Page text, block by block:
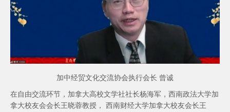
加中经贸文化交流协会执行会长 曾诚
在自由交流环节，加拿大高校文学社社长杨海军，西南政法大学加
拿大校友会会长王晓蓉教授， 西南财经大学加拿大校友会长王